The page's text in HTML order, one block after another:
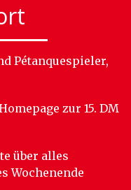
Pétanquespieler,
zur 15. DM
über alles
Wochenende